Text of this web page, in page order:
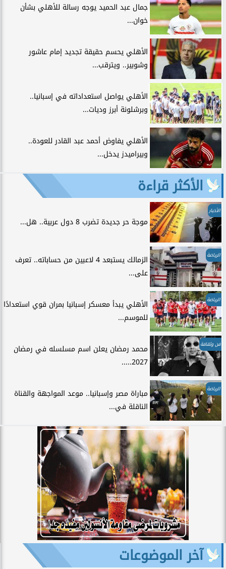
جمال عبد الحميد يوجه رسالة للأهلي بشأن
خوان...
الأهلي يحسم حقيقة تجديد إمام عاشور
وشوبير.. ويترقب...
الأهلي يواصل استعداداته في إسبانيا..
وبرشلونة أبرز وديات...
الأهلي يفاوض أحمد عبد القادر للعودة..
وبيراميدز يدخل...
الأكثر قراءة
الأخبار
موجة حر جديدة تضرب 8 دول عربية.. هل...
الرياضة
الزمالك يستبعد 4 لاعبين من حساباته.. تعرف
على...
الرياضة
الأهلي يبدأ معسكر إسبانيا بمران قوي استعدادًا
للموسم...
فن وثقافة
محمد رمضان يعلن اسم مسلسله في رمضان
2027.....
الرياضة
مباراة مصر وإسبانيا.. موعد المواجهة والقناة
الناقلة في...
آخر الموضوعات